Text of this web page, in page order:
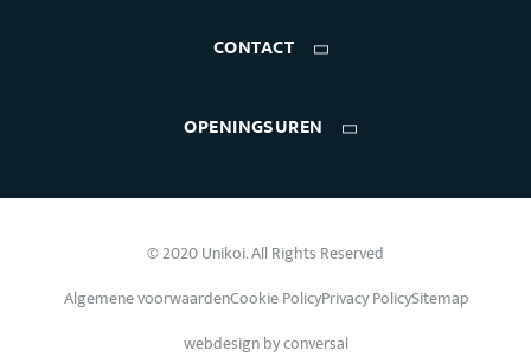
CONTACT
OPENINGSUREN
© 2020 Unikoi. All Rights Reserved
Algemene voorwaardenCookie PolicyPrivacy PolicySitemap
webdesign byconversal